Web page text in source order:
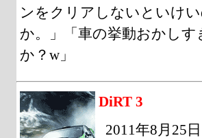
ンをクリアしないといけ
か。」「車の挙動おかしす
か？w」
DiRT 3
2011年8月25